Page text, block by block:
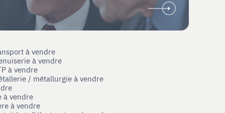
à vendre
à vendre
à vendre
/ métallurgie à vendre
à vendre
à vendre